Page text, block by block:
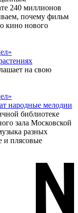
240 миллионов
почему фильм
кино нового
на свою
народные мелодии
библиотеке
зала Московской
разных
и плясовые